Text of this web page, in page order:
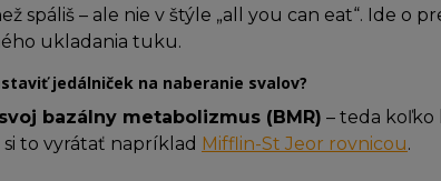
spáliš – ale nie v štýle „all you can eat“. Ide
ukladania tuku.
jedálniček na naberanie svalov?
bazálny metabolizmus (BMR) – teda koľko
si to vyrátať napríklad Mifflin-St Jeor rovnicou.